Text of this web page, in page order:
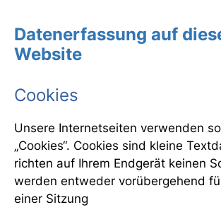
Datenerfassung auf
Website
Cookies
Unsere Internetseiten verwenden
„Cookies“. Cookies sind kleine
richten auf Ihrem Endgerät keinen
werden entweder vorübergehend
einer Sitzung